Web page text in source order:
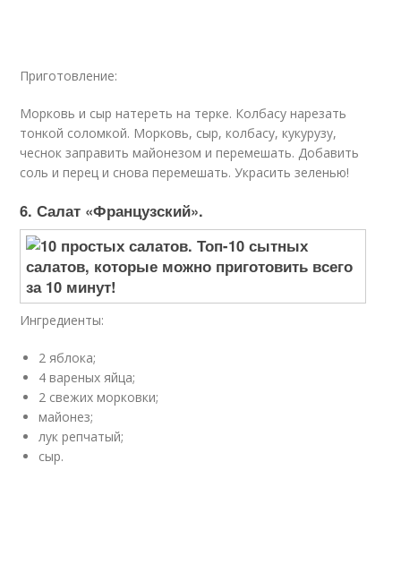
Приготовление:
Морковь и сыр натереть на терке. Колбасу нарезать
тонкой соломкой. Морковь, сыр, колбасу, кукурузу,
чеснок заправить майонезом и перемешать. Добавить
соль и перец и снова перемешать. Украсить зеленью!
6. Салат «Французский».
Ингредиенты:
2 яблока;
4 вареных яйца;
2 свежих морковки;
майонез;
лук репчатый;
сыр.